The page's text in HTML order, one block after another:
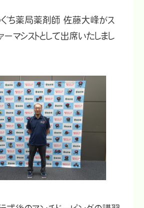
ち薬局薬剤師 佐藤大峰がス
ーマシストとして出席いたしまし